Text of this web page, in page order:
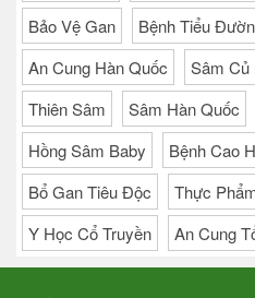
Bảo Vệ Gan
Bệnh Tiểu
An Cung Hàn Quốc
Sâm Củ
Thiên Sâm
Sâm Hàn Quốc
Hồng Sâm Baby
Bệnh Cao
Bổ Gan Tiêu Độc
Thực
Y Học Cổ Truyền
An Cung